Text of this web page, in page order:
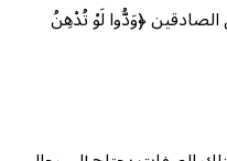
﴿وَدُّوا لَوْ تُدْهِنُ